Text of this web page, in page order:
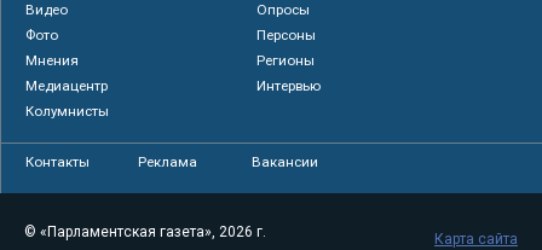
Видео
Опросы
Фото
Персоны
Мнения
Регионы
Медиацентр
Интервью
Колумнисты
Контакты Реклама Вакансии
© «Парламентская газета», 2026 г.
Карта сайта